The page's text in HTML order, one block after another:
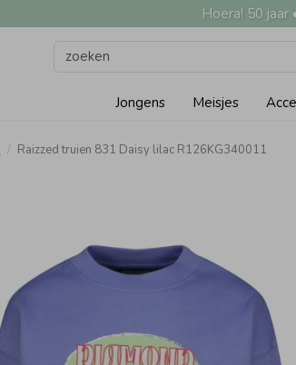
Hoera! 50 jaar
Jongens Meisjes
Raizzed truien 831 Daisy lilac R126KG340011